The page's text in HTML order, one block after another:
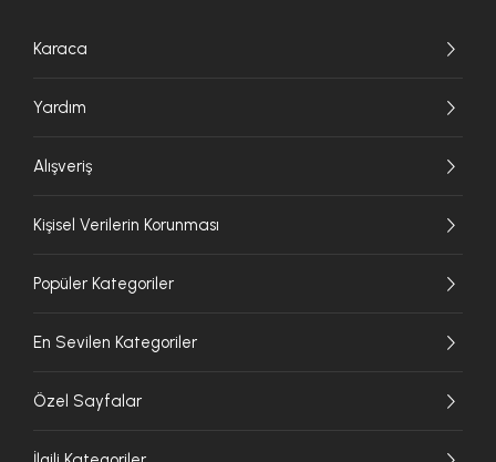
Karaca
Yardım
Alışveriş
Kişisel Verilerin Korunması
Popüler Kategoriler
En Sevilen Kategoriler
Özel Sayfalar